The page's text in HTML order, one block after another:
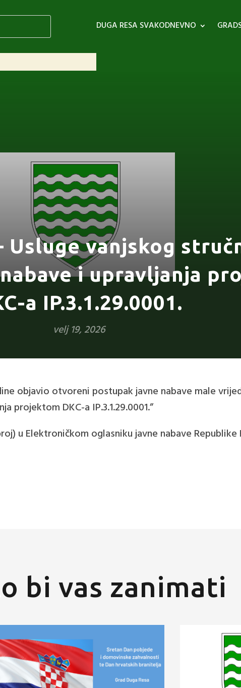
DUGA RESA SVAKODNEVNO
Usluge vanjskog
i upravljanja
a IP.3.1.29.0001.
velj 19, 2026
objavio otvoreni postupak javne nabave male
projektom DKC-a IP.3.1.29.0001.”
u Elektroničkom oglasniku javne nabave Republike
bi vas zanimati